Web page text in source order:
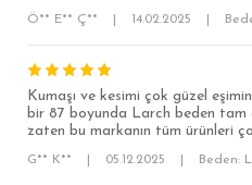
Ö** E** Ç** 14.02.2025
Kumaşı ve kesimi çok güzel
bir 87 boyunda Larch beden
zaten bu markanın tüm ürünleri
G** K** 05.12.2025 Beden: L